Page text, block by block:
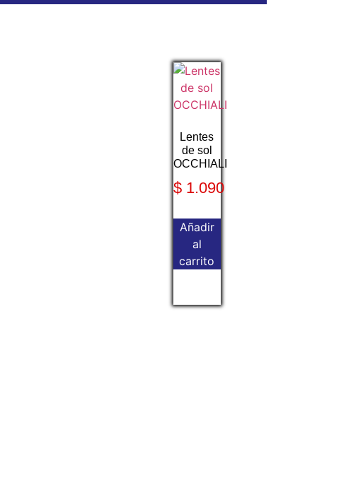
Lentes
de sol
OCCHIALI
$ 1.090
Añadir
al
carrito